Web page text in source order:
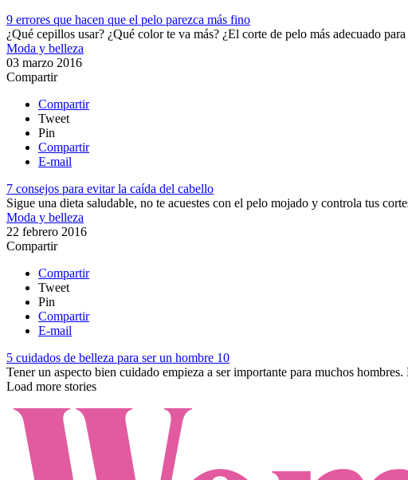
9 errores que hacen que el pelo parezca más fino
¿Qué cepillos usar? ¿Qué color te va más? ¿El corte de pelo más adecuado
Moda y belleza
03 marzo 2016
Compartir
Compartir
Tweet
Pin
Compartir
E-mail
7 consejos para evitar la caída del cabello
Sigue una dieta saludable, no te acuestes con el pelo mojado y controla tus
Moda y belleza
22 febrero 2016
Compartir
Compartir
Tweet
Pin
Compartir
E-mail
5 cuidados de belleza para ser un hombre 10
Tener un aspecto bien cuidado empieza a ser importante para muchos
Load more stories